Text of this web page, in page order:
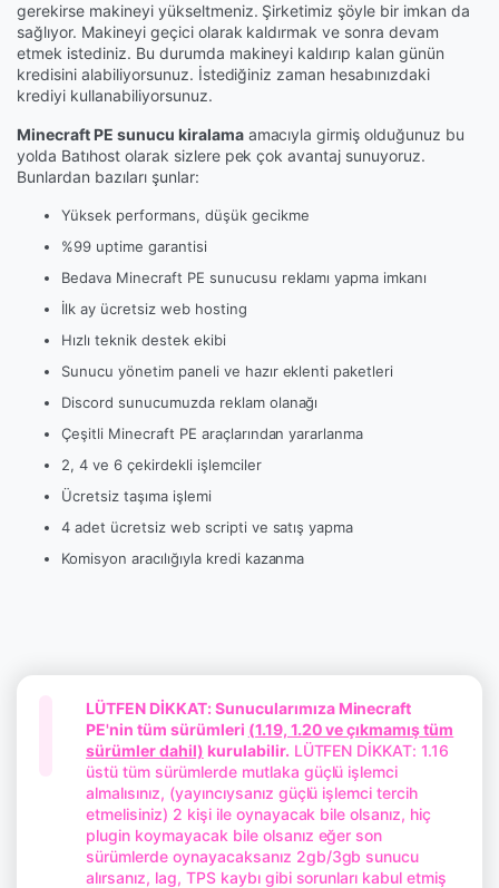
gerekirse makineyi yükseltmeniz. Şirketimiz şöyle bir imkan da
sağlıyor. Makineyi geçici olarak kaldırmak ve sonra devam
etmek istediniz. Bu durumda makineyi kaldırıp kalan günün
kredisini alabiliyorsunuz. İstediğiniz zaman hesabınızdaki
krediyi kullanabiliyorsunuz.
Minecraft PE sunucu kiralamaamacıyla girmiş olduğunuz bu
yolda Batıhost olarak sizlere pek çok avantaj sunuyoruz.
Bunlardan bazıları şunlar:
Yüksek performans, düşük gecikme
%99 uptime garantisi
Bedava Minecraft PE sunucusu reklamı yapma imkanı
İlk ay ücretsiz web hosting
Hızlı teknik destek ekibi
Sunucu yönetim paneli ve hazır eklenti paketleri
Discord sunucumuzda reklam olanağı
Çeşitli Minecraft PE araçlarından yararlanma
2, 4 ve 6 çekirdekli işlemciler
Ücretsiz taşıma işlemi
4 adet ücretsiz web scripti ve satış yapma
Komisyon aracılığıyla kredi kazanma
LÜTFEN DİKKAT: Sunucularımıza Minecraft
PE'nin tüm sürümleri (1.19, 1.20 ve çıkmamış tüm
sürümler dahil) kurulabilir. LÜTFEN DİKKAT: 1.16
üstü tüm sürümlerde mutlaka güçlü işlemci
almalısınız, (yayıncıysanız güçlü işlemci tercih
etmelisiniz) 2 kişi ile oynayacak bile olsanız, hiç
plugin koymayacak bile olsanız eğer son
sürümlerde oynayacaksanız 2gb/3gb sunucu
alırsanız, lag, TPS kaybı gibi sorunları kabul etmiş